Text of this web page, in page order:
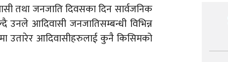
तथा जनजाति दिवसका दिन सार्वजनिक
आदिवासी जनजातिसम्बन्धी विभिन्न
उतारेर आदिवासीहरुलाई कुनै किसिमको